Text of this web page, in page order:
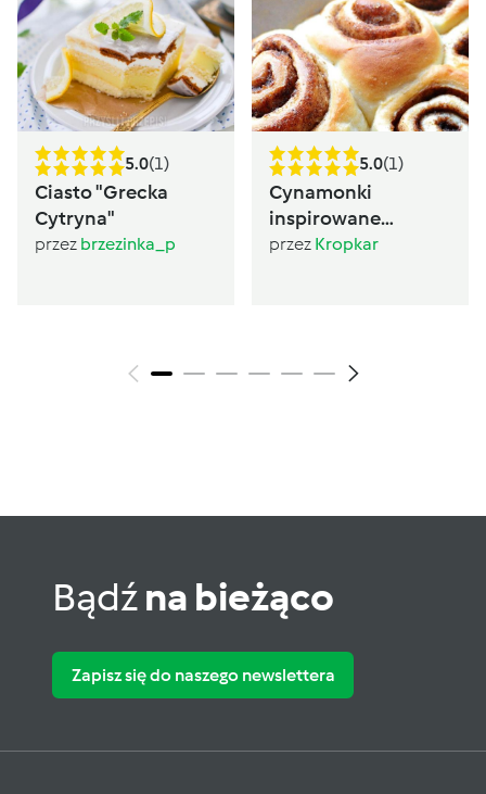
5.0(1)
Ciasto "Grecka
Cytryna"
przez brzezinka_p
5.0(1)
Cynamonki
inspirowane
Sugarlady
przez Kropkar
Bądźna bieżąco
Zapisz się do naszego newslettera